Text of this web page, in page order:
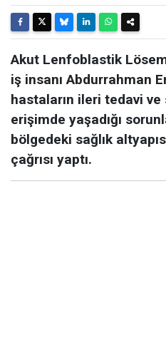
Akut Lenfoblastik
iş insanı Abdurrahman
hastaların ileri tedavi
erişimde yaşadığı
bölgedeki sağlık
çağrısı yaptı.